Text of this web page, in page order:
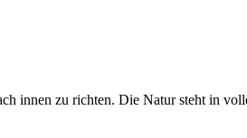
innen zu richten. Die Natur steht in